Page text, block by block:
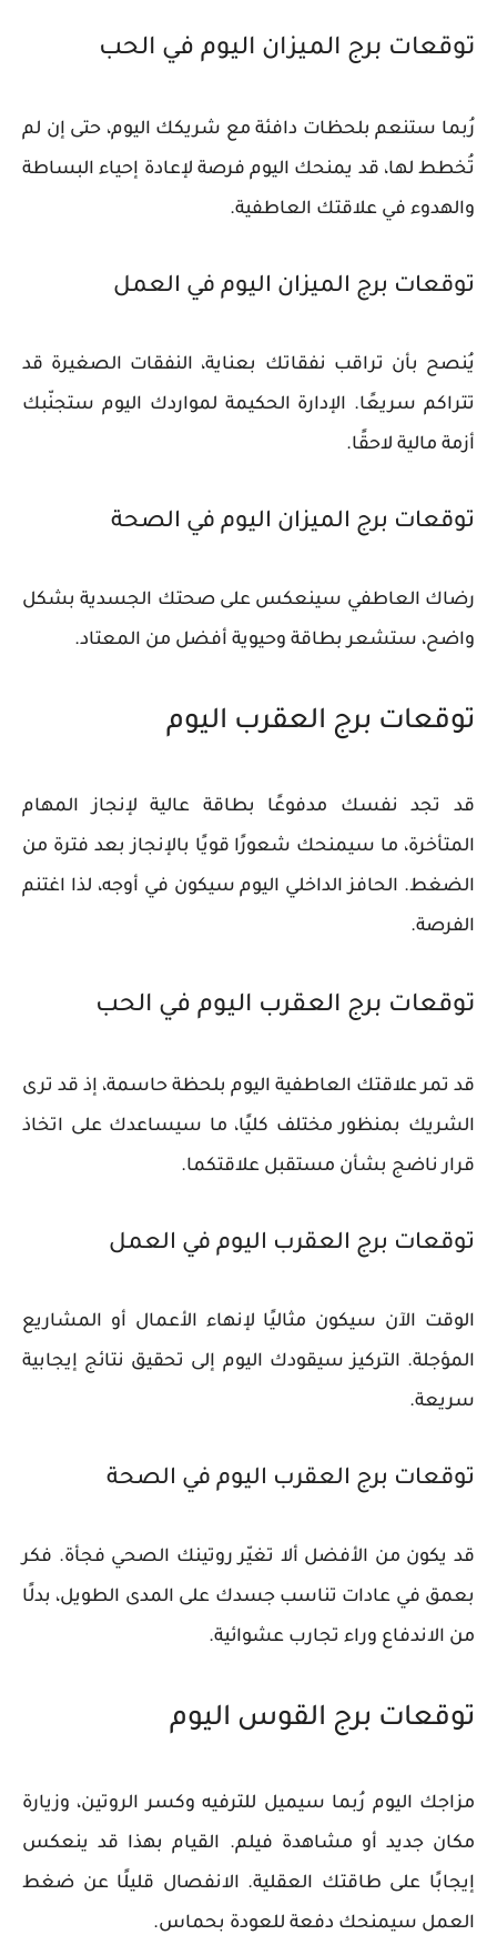
توقعات برج الميزان اليوم في الحب
رُبما ستنعم بلحظات دافئة مع شريكك اليوم، حتى إن لم
تُخطط لها، قد يمنحك اليوم فرصة لإعادة إحياء البساطة
والهدوء في علاقتك العاطفية.
توقعات برج الميزان اليوم في العمل
يُنصح بأن تراقب نفقاتك بعناية، النفقات الصغيرة قد
تتراكم سريعًا. الإدارة الحكيمة لمواردك اليوم ستجنّبك
أزمة مالية لاحقًا.
توقعات برج الميزان اليوم في الصحة
رضاك العاطفي سينعكس على صحتك الجسدية بشكل
واضح، ستشعر بطاقة وحيوية أفضل من المعتاد.
توقعات برج العقرب اليوم
قد تجد نفسك مدفوعًا بطاقة عالية لإنجاز المهام
المتأخرة، ما سيمنحك شعورًا قويًا بالإنجاز بعد فترة من
الضغط. الحافز الداخلي اليوم سيكون في أوجه، لذا اغتنم
الفرصة.
توقعات برج العقرب اليوم في الحب
قد تمر علاقتك العاطفية اليوم بلحظة حاسمة، إذ قد ترى
الشريك بمنظور مختلف كليًا، ما سيساعدك على اتخاذ
قرار ناضج بشأن مستقبل علاقتكما.
توقعات برج العقرب اليوم في العمل
الوقت الآن سيكون مثاليًا لإنهاء الأعمال أو المشاريع
المؤجلة. التركيز سيقودك اليوم إلى تحقيق نتائج إيجابية
سريعة.
توقعات برج العقرب اليوم في الصحة
قد يكون من الأفضل ألا تغيّر روتينك الصحي فجأة. فكر
بعمق في عادات تناسب جسدك على المدى الطويل، بدلًا
من الاندفاع وراء تجارب عشوائية.
توقعات برج القوس اليوم
مزاجك اليوم رُبما سيميل للترفيه وكسر الروتين، وزيارة
مكان جديد أو مشاهدة فيلم. القيام بهذا قد ينعكس
إيجابًا على طاقتك العقلية. الانفصال قليلًا عن ضغط
العمل سيمنحك دفعة للعودة بحماس.